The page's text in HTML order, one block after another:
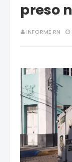
preso
INFORME RN